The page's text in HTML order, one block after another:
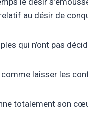
au désir de
qui n’ont pas
comme laisser les
totalement son